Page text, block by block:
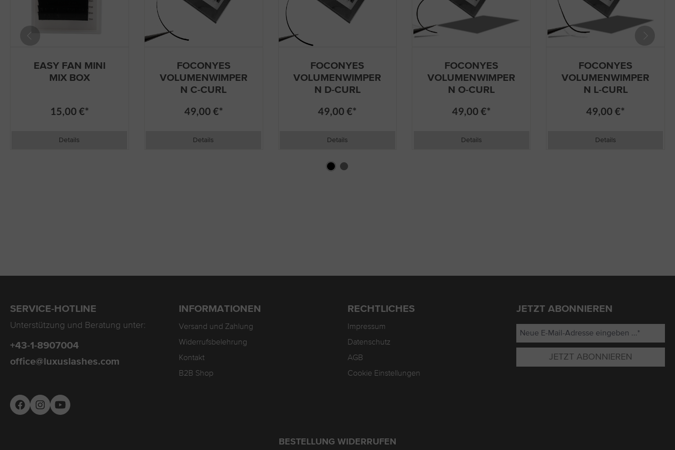
EASY FAN MINI
MIX BOX
15,00 €*
Details
FOCONYES
VOLUMENWIMPER
N C-CURL
49,00 €*
Details
FOCONYES
VOLUMENWIMPER
N D-CURL
49,00 €*
Details
FOCONYES
VOLUMENWIMPER
N O-CURL
49,00 €*
Details
FOCONYES
VOLUMENWIMPER
N L-CURL
49,00 €*
Details
SERVICE-HOTLINE
Unterstützung und Beratung unter:
+43-1-8907004
office@luxuslashes.com
INFORMATIONEN
Versand und Zahlung
Widerrufsbelehrung
Kontakt
B2B Shop
RECHTLICHES
Impressum
Datenschutz
AGB
Cookie Einstellungen
JETZT ABONNIEREN
JETZT ABONNIEREN
BESTELLUNG WIDERRUFEN